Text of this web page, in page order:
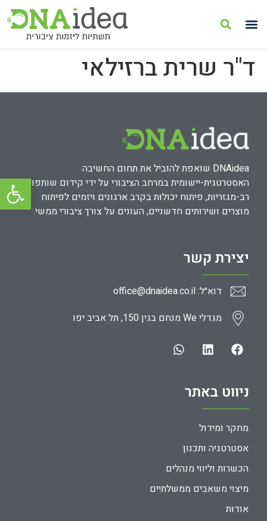
פתח
ד"ר שרית ברזילאי
DNAidea שואפת להוביל את תחום החשיבה
האסטרטגית-יישומית במרחב הציבורי על ידי קידום שותפויות
רב-מגזריות, פיתוח יכולות בקרב ארגונים ויזמים לפיתוח
מוצרים ושירותים חדשניים, העונים על צורך ציבורי ממשי.
ניווט באתר
מחקר ומידול
אסטרטגיה ותכנון
הכשרות וליווי מנהלים
מיצוי משאבים ממשלתיים
אודות
יצירת קשר
דוא״ל: office@dnaidea.co.il
מגדלי We מנחם בגין 150, תל אביב יפו